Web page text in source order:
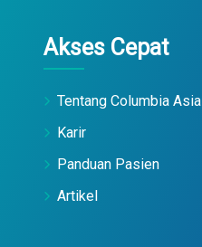
Akses Cepat
Tentang Columbia Asia
Karir
Panduan Pasien
Artikel